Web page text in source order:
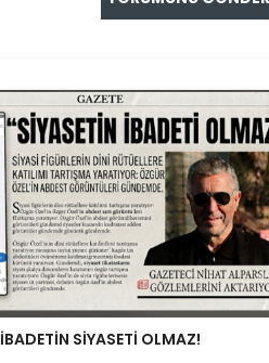
İBADETİN SİYASETİ OLMAZ!